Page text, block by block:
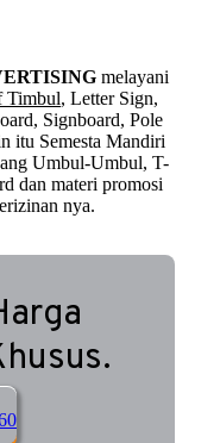
melayani
Timbul, Letter Sign,
Signboard, Pole
itu Semesta Mandiri
Umbul-Umbul, T-
dan materi promosi
nya.